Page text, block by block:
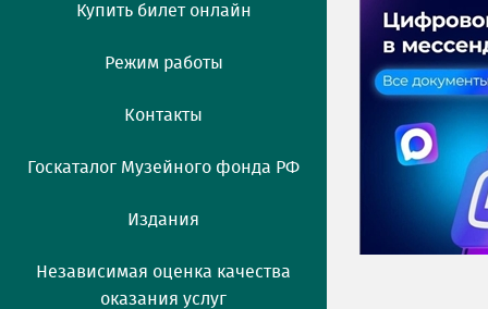
Купить билет онлайн
Режим работы
Контакты
Госкаталог Музейного фонда РФ
Издания
Независимая оценка качества
оказания услуг